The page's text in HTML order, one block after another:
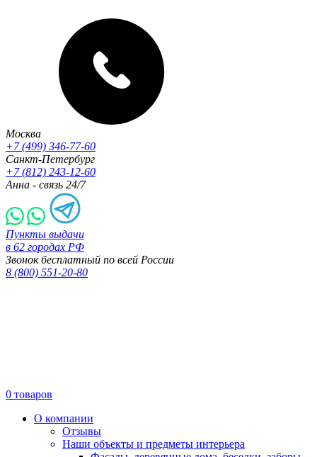
Москва
+7 (499) 346-77-60
Санкт-Петербург
+7 (812) 243-12-60
Анна - связь 24/7
Пункты выдачи
в 62 городах РФ
Звонок бесплатный по всей России
8 (800) 551-20-80
0 товаров
О компании
Отзывы
Наши объекты и предметы интерьера